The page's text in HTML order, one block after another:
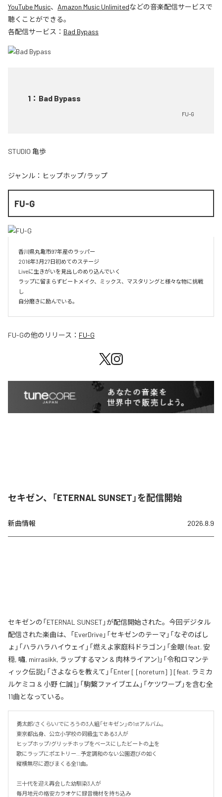
YouTube Music、 Amazon Music Unlimitedなどの音楽配信サービスで
聴くことができる。
各配信サービス： Bad Bypass
1 ： Bad Bypass
FU-G
STUDIO 亀歩
ジャンル： ヒップホップ/ラップ
FU-G
香川県丸亀市97年産のラッパー
2016年3月27日初めてのステージ
Liveに生きがいを見出しのめり込んでいく
ラップに留まらずビートメイク、ミックス、マスタリングと様々な物に挑戦
し
自分磨きに励んでいる。
FU-Gの他のリリース： FU-G
セキゼン、「ETERNAL SUNSET」を配信開始
新曲情報 2026.8.9
セキゼンの「ETERNAL SUNSET」が配信開始された。今回デジタル
配信された楽曲は、「EverDrive」「セキゼンのテーマ」「なぞのばし
ょ」「ハラハラハイウェイ」「燃えよ家庭科ドラゴン」「金眼 (feat. 安
穏, 嘯, mirrasikk, ラップするマン & 肉林ライアン)」「令和ロマンテ
ィック伝説」「さよならを教えて」「Enter [ [noreturn] ] [feat. ラミカ
ルケミコ & 小野 仁誠]」「駒繋ファイブエム」「ケツワープ」を含む全
11曲となっている。
勇太郎/さくらい/でにろうの3人組「セキゼン」の1stアルバム。
東京都出身、公立小学校の同級生である3人が
ヒップホップ/グリッチホップをベースにしたビートの上を
歌にラップにポエトリー…予定調和のない公園遊びの如く
縦横無尽に遊びまくる全11曲。
三十代を迎え再会した幼馴染3人が
毎月地元の格安カラオケに録音機材を持ち込み